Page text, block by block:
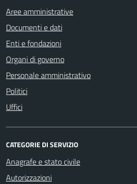
Aree amministrative
Documenti e dati
Enti e fondazioni
Organi di governo
Personale amministrativo
Politici
Uffici
CATEGORIE DI SERVIZIO
Anagrafe e stato civile
Autorizzazioni